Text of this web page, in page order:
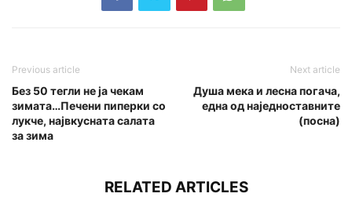
Previous article
Без 50 тегли не ја чекам
зимата…Печени пиперки со
лукче, највкусната салата
за зима
Next article
Душа мека и лесна погача,
една од наједноставните
(посна)
RELATED ARTICLES